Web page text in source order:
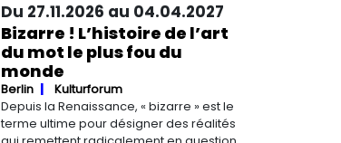
Du 27.11.2026 au 04.04.2027
Bizarre ! L’histoire de l’art
du mot le plus fou du
monde
Berlin
Kulturforum
Depuis la Renaissance, « bizarre » est le
terme ultime pour désigner des réalités